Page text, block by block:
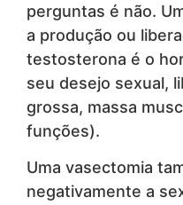
perguntas é não.
a produção ou
testosterona é o
seu desejo sexual,
grossa, massa
funções).
Uma vasectomia
negativamente a